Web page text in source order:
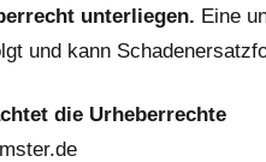
unterliegen. Eine
und kann
die Urheberrechte